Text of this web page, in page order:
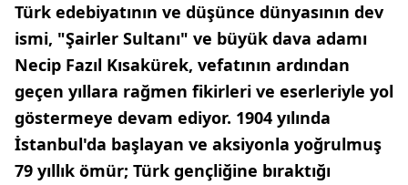
Türk edebiyatının ve düşünce dünyasının dev
ismi, "Şairler Sultanı" ve büyük dava adamı
Necip Fazıl Kısakürek, vefatının ardından
geçen yıllara rağmen fikirleri ve eserleriyle yol
göstermeye devam ediyor. 1904 yılında
İstanbul'da başlayan ve aksiyonla yoğrulmuş
79 yıllık ömür; Türk gençliğine bıraktığı